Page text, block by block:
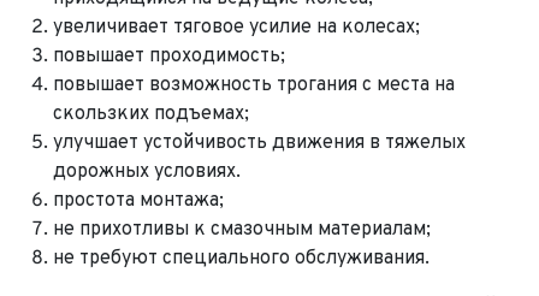
увеличивает тяговое усилие на колесах;
повышает проходимость;
повышает возможность трогания с места на
скользких подъемах;
улучшает устойчивость движения в тяжелых
дорожных условиях.
простота монтажа;
не прихотливы к смазочным материалам;
не требуют специального обслуживания.
Тема сообщения
Ваш город
Для Вашего удобства мы перезвоним Вам в рабочее
E-mail*
Ваш город*
Марка и Модель*
Год выпуска*
Телефон*
Марка и Модель
Год выпуска
Пробег
Ваше сообщение отправлено!